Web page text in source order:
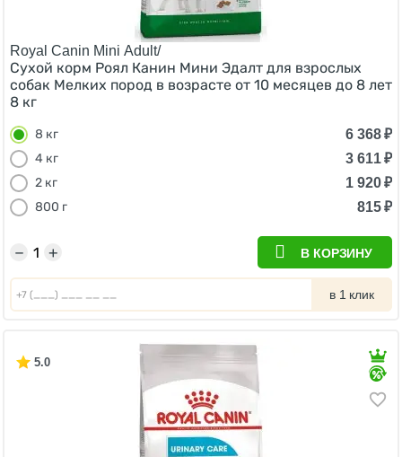
Royal Canin Mini Adult/
Сухой корм Роял Канин Мини Эдалт для взрослых
собак Мелких пород в возрасте от 10 месяцев до 8 лет
8 кг
8 кг 6 368₽
4 кг
3 611₽
2 кг
1 920₽
800 г
815₽
+
− В КОРЗИНУ
в 1 клик
5.0